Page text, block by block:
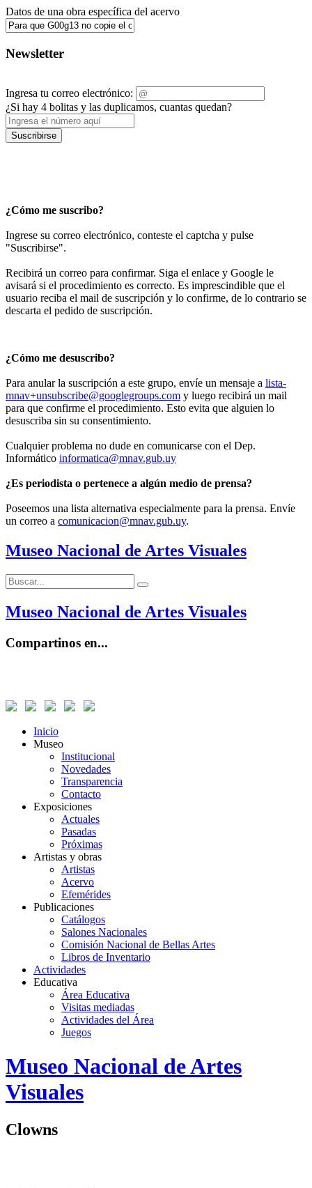
Datos de una obra específica del acervo
Newsletter
Ingresa tu correo electrónico:
¿Si hay 4 bolitas y las duplicamos, cuantas quedan?
Suscribirse
¿Cómo me suscribo?
Ingrese su correo electrónico, conteste el captcha y pulse
"Suscribirse".
Recibirá un correo para confirmar. Siga el enlace y Google le
avisará si el procedimiento es correcto. Es imprescindible que el
usuario reciba el mail de suscripción y lo confirme, de lo contrario se
descarta el pedido de suscripción.
¿Cómo me desuscribo?
Para anular la suscripción a este grupo, envíe un mensaje a lista-
mnav+unsubscribe@googlegroups.com y luego recibirá un mail
para que confirme el procedimiento. Esto evita que alguien lo
desuscriba sin su consentimiento.
Cualquier problema no dude en comunicarse con el Dep.
Informático informatica@mnav.gub.uy
¿Es periodista o pertenece a algún medio de prensa?
Poseemos una lista alternativa especialmente para la prensa. Envíe
un correo a comunicacion@mnav.gub.uy.
Museo Nacional de Artes Visuales
Buscar:
Buscar
Museo Nacional de Artes Visuales
Compartinos en...
Inicio
Museo
Institucional
Novedades
Transparencia
Contacto
Exposiciones
Actuales
Pasadas
Próximas
Artistas y obras
Artistas
Acervo
Efemérides
Publicaciones
Catálogos
Salones Nacionales
Comisión Nacional de Bellas Artes
Libros de Inventario
Actividades
Educativa
Área Educativa
Visitas mediadas
Actividades del Área
Juegos
Logo
MNAV
Museo Nacional de Artes
Visuales
Clowns